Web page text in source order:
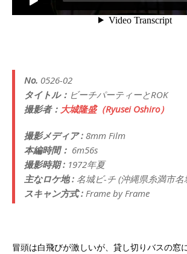
No. 0526-02
タイトル： ビーチパーティーとROK
撮影者： 大城隆盛（Ryusei Oshiro）
撮影メディア : 8mm Film
本編時間： 6m56s
撮影時期 : 1972年夏
主なロケ地 : 名城ビ-チ (沖縄県糸満市名
スキャン方式 : Frame by Frame
冒頭は白飛びが激しいが、貸し切りバスの窓